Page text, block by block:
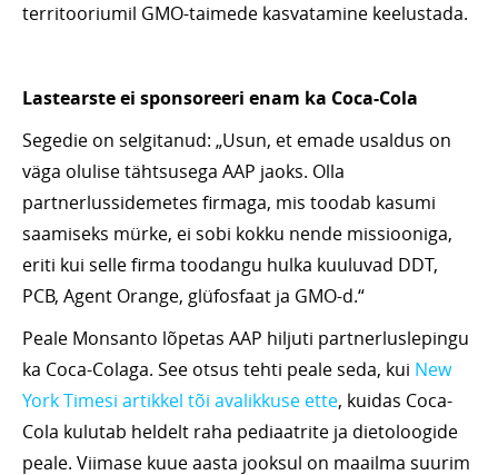
territooriumil GMO-taimede kasvatamine keelustada.
Lastearste ei sponsoreeri enam ka Coca-Cola
Segedie on selgitanud: „Usun, et emade usaldus on
väga olulise tähtsusega AAP jaoks. Olla
partnerlussidemetes firmaga, mis toodab kasumi
saamiseks mürke, ei sobi kokku nende missiooniga,
eriti kui selle firma toodangu hulka kuuluvad DDT,
PCB, Agent Orange, glüfosfaat ja GMO-d.“
Peale Monsanto lõpetas AAP hiljuti partnerluslepingu
ka Coca-Colaga. See otsus tehti peale seda, kui New
York Timesi artikkel tõi avalikkuse ette, kuidas Coca-
Cola kulutab heldelt raha pediaatrite ja dietoloogide
peale. Viimase kuue aasta jooksul on maailma suurim